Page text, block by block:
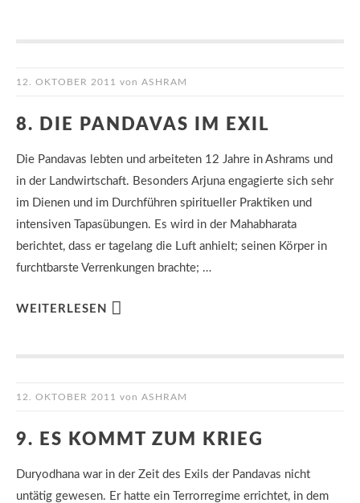
12. OKTOBER 2011 von ASHRAM
8. DIE PANDAVAS IM EXIL
Die Pandavas lebten und arbeiteten 12 Jahre in Ashrams und
in der Landwirtschaft. Besonders Arjuna engagierte sich sehr
im Dienen und im Durchführen spiritueller Praktiken und
intensiven Tapasübungen. Es wird in der Mahabharata
berichtet, dass er tagelang die Luft anhielt; seinen Körper in
furchtbarste Verrenkungen brachte; …
WEITERLESEN
12. OKTOBER 2011 von ASHRAM
9. ES KOMMT ZUM KRIEG
Duryodhana war in der Zeit des Exils der Pandavas nicht
untätig gewesen. Er hatte ein Terrorregime errichtet, in dem